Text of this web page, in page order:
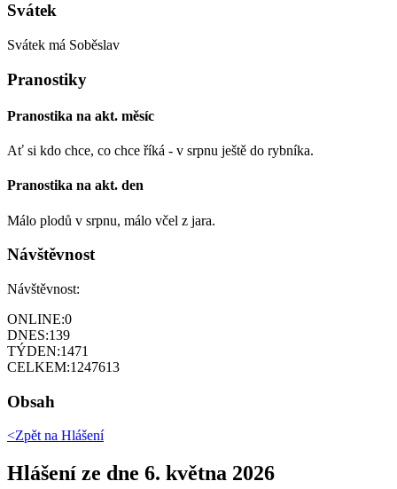
Svátek
Svátek má Soběslav
Pranostiky
Pranostika na akt. měsíc
Ať si kdo chce, co chce říká - v srpnu ještě do rybníka.
Pranostika na akt. den
Málo plodů v srpnu, málo včel z jara.
Návštěvnost
Návštěvnost:
ONLINE:0
DNES:139
TÝDEN:1471
CELKEM:1247613
Obsah
<Zpět na Hlášení
Hlášení ze dne 6. května 2026